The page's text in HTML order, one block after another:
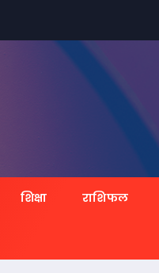
शिक्षा राशिफल